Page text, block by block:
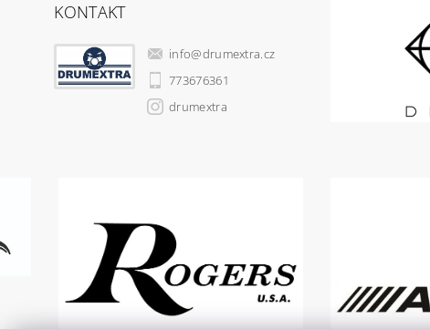
KONTAKT
info@drumextra.cz
773676361
drumextra